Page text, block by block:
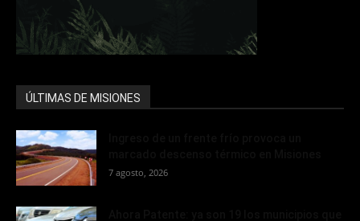
ÚLTIMAS DE MISIONES
7 agosto, 2026